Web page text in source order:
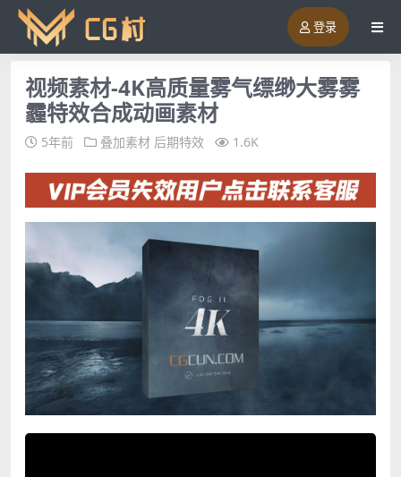
登录
视频素材-4K高质量雾气缥缈大雾雾
霾特效合成动画素材
5年前 叠加素材 后期特效 1.6K